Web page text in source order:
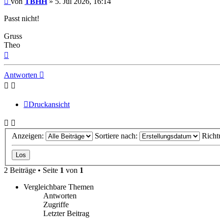
Passt nicht!
Gruss
Theo
Antworten
Druckansicht
Anzeigen: Sortiere nach:
2 Beiträge • Seite 1 von 1
Vergleichbare Themen
Antworten
Zugriffe
Letzter Beitrag